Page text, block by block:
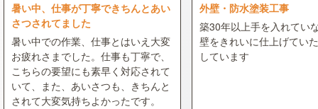
暑い中、仕事が丁寧できちんとあい
さつされてました
暑い中での作業、仕事とはいえ大変
お疲れさまでした。仕事も丁寧で、
こちらの要望にも素早く対応されて
いて、また、あいさつも、きちんと
されて大変気持ちよかったです。
外壁・防水塗装工事
築30年以上手を入れてい
壁をきれいに仕上げてい
しています